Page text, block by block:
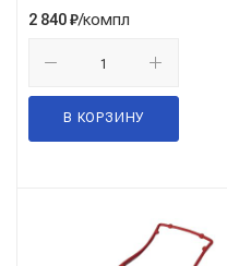
2 840₽/компл
В КОРЗИНУ